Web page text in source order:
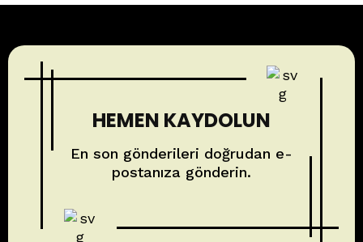
HEMEN KAYDOLUN
En son gönderileri doğrudan e-
postanıza gönderin.